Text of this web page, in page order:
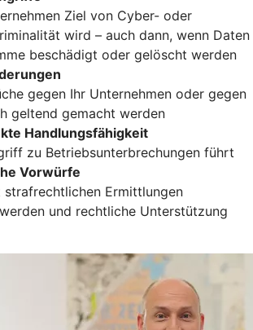
Ziel von Cyber- oder
wird – auch dann, wenn Daten
beschädigt oder gelöscht werden
gegen Ihr Unternehmen oder gegen
geltend gemacht werden
Handlungsfähigkeit
zu Betriebsunterbrechungen führt
Vorwürfe
strafrechtlichen Ermittlungen
und rechtliche Unterstützung